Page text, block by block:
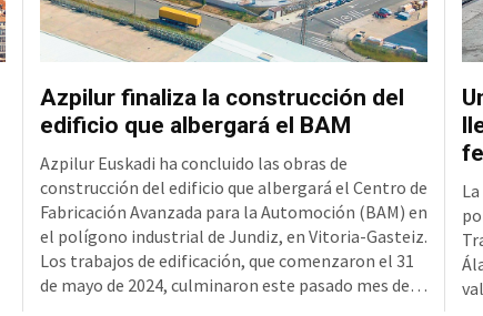
Azpilur finaliza la construcción del
edificio que albergará el BAM
Azpilur Euskadi ha concluido las obras de
construcción del edificio que albergará el Centro de
Fabricación Avanzada para la Automoción (BAM) en
el polígono industrial de Jundiz, en Vitoria-Gasteiz.
Los trabajos de edificación, que comenzaron el 31
de mayo de 2024, culminaron este pasado mes de